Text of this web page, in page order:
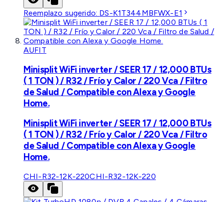
Reemplazo sugerido: DS-K1T344MBFWX-E1
AUFIT
Minisplit WiFi inverter / SEER 17 / 12,000 BTUs
( 1 TON ) / R32 / Frío y Calor / 220 Vca / Filtro
de Salud / Compatible con Alexa y Google
Home.
Minisplit WiFi inverter / SEER 17 / 12,000 BTUs
( 1 TON ) / R32 / Frío y Calor / 220 Vca / Filtro
de Salud / Compatible con Alexa y Google
Home.
CHI-R32-12K-220CHI-R32-12K-220